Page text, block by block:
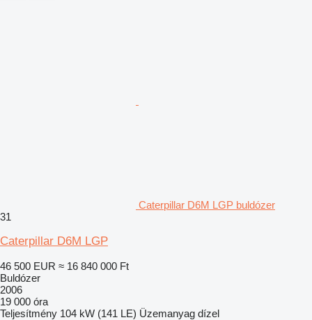
Caterpillar D6M LGP buldózer
31
Caterpillar D6M LGP
46 500 EUR ≈ 16 840 000 Ft
Buldózer
2006
19 000 óra
Teljesítmény 104 kW (141 LE) Üzemanyag dízel